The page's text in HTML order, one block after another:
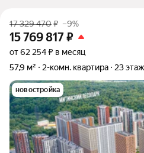
17 329 470₽ –9%
15 769 817₽
от 62 254 ₽ в месяц
57,9 м²
2-комн. квартира 23
новостройка